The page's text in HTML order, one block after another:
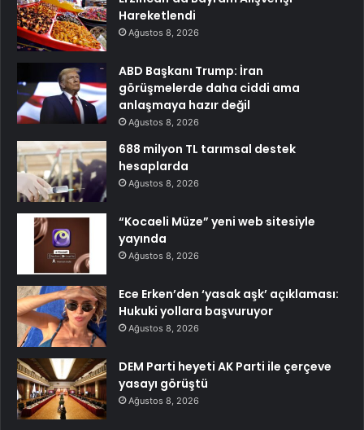
Hareketlendi
Ağustos 8, 2026
ABD Başkanı Trump: İran
görüşmelerde daha ciddi ama
anlaşmaya hazır değil
Ağustos 8, 2026
688 milyon TL tarımsal destek
hesaplarda
Ağustos 8, 2026
“Kocaeli Müze” yeni web sitesiyle
yayında
Ağustos 8, 2026
Ece Erken’den ‘yasak aşk’ açıklaması:
Hukuki yollara başvuruyor
Ağustos 8, 2026
DEM Parti heyeti AK Parti ile çerçeve
yasayı görüştü
Ağustos 8, 2026